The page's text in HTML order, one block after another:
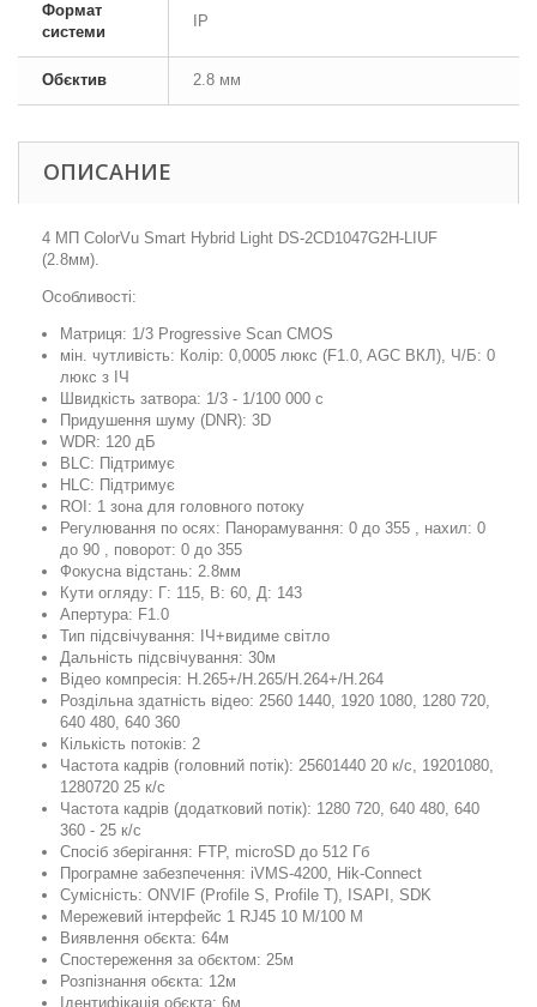
Формат
системи
IP
Обєктив 2.8 мм
ОПИСАНИЕ
4 МП ColorVu Smart Hybrid Light DS-2CD1047G2H-LIUF
(2.8мм).
Особливості:
Матриця: 1/3 Progressive Scan CMOS
мін. чутливість: Колір: 0,0005 люкс (F1.0, AGC ВКЛ), Ч/Б: 0
люкс з ІЧ
Швидкість затвора: 1/3 - 1/100 000 с
Придушення шуму (DNR): 3D
WDR: 120 дБ
BLC: Підтримує
HLC: Підтримує
ROI: 1 зона для головного потоку
Регулювання по осях: Панорамування: 0 до 355 , нахил: 0
до 90 , поворот: 0 до 355
Фокусна відстань: 2.8мм
Кути огляду: Г: 115, В: 60, Д: 143
Апертура: F1.0
Тип підсвічування: ІЧ+видиме світло
Дальність підсвічування: 30м
Відео компресія: H.265+/H.265/H.264+/H.264
Роздільна здатність відео: 2560 1440, 1920 1080, 1280 720,
640 480, 640 360
Кількість потоків: 2
Частота кадрів (головний потік): 25601440 20 к/с, 19201080,
1280720 25 к/с
Частота кадрів (додатковий потік): 1280 720, 640 480, 640
360 - 25 к/с
Спосіб зберігання: FTP, microSD до 512 Гб
Програмне забезпечення: iVMS-4200, Hik-Connect
Сумісність: ONVIF (Profile S, Profile T), ISAPI, SDK
Мережевий інтерфейс 1 RJ45 10 M/100 M
Виявлення обєкта: 64м
Спостереження за обєктом: 25м
Розпізнання обєкта: 12м
Ідентифікація обєкта: 6м